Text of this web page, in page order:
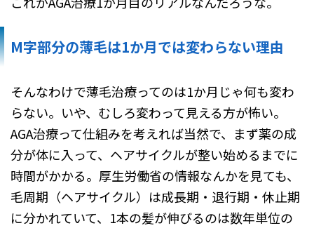
M字部分の薄毛は1か月では変わらない理由
そんなわけで薄毛治療ってのは1か月じゃ何も変わ
らない。いや、むしろ変わって見える方が怖い。
AGA治療って仕組みを考えれば当然で、まず薬の成
分が体に入って、ヘアサイクルが整い始めるまでに
時間がかかる。厚生労働省の情報なんかを見ても、
毛周期（ヘアサイクル）は成長期・退行期・休止期
に分かれていて、1本の髪が伸びるのは数年単位の